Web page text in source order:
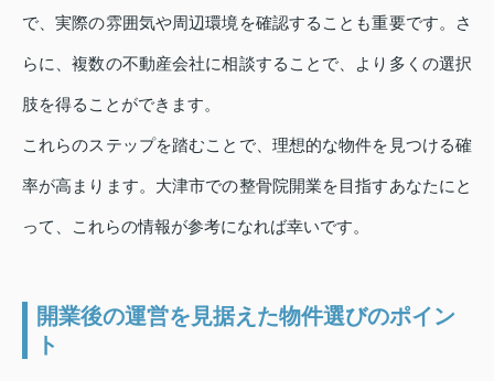
で、実際の雰囲気や周辺環境を確認することも重要です。さ
らに、複数の不動産会社に相談することで、より多くの選択
肢を得ることができます。
これらのステップを踏むことで、理想的な物件を見つける確
率が高まります。大津市での整骨院開業を目指すあなたにと
って、これらの情報が参考になれば幸いです。
開業後の運営を見据えた物件選びのポイン
ト